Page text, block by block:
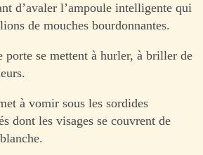
d’avaler l’ampoule intelligente qui
de mouches bourdonnantes.
porte se mettent à hurler, à briller de
à vomir sous les sordides
dont les visages se couvrent de